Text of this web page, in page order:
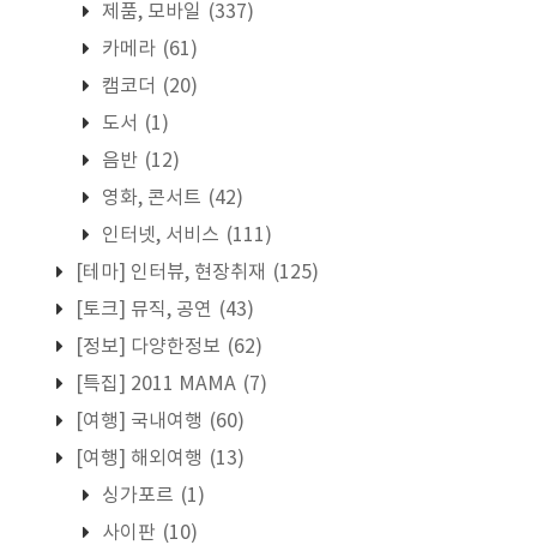
제품, 모바일 (337)
카메라 (61)
캠코더 (20)
도서 (1)
음반 (12)
영화, 콘서트 (42)
인터넷, 서비스 (111)
[테마] 인터뷰, 현장취재 (125)
[토크] 뮤직, 공연 (43)
[정보] 다양한정보 (62)
[특집] 2011 MAMA (7)
[여행] 국내여행 (60)
[여행] 해외여행 (13)
싱가포르 (1)
사이판 (10)